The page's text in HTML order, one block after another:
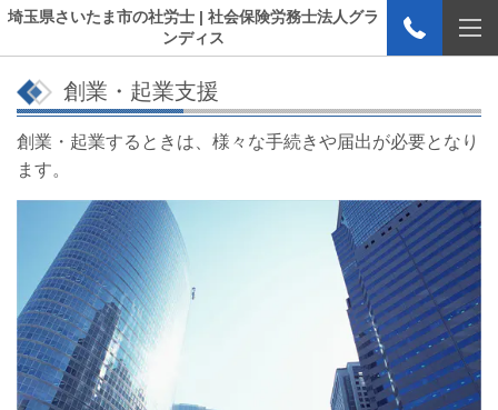
埼玉県さいたま市の社労士 | 社会保険労務士法人グラ
ンディス
創業・起業支援
創業・起業するときは、様々な手続きや届出が必要となり
ます。